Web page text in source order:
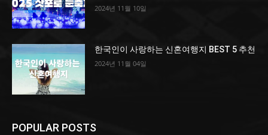
2024년 11월 10일
한국인이 사랑하는 신혼여행지 BEST 5 추천
2024년 11월 04일
POPULAR POSTS